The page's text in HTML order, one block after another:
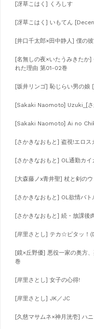
[冴草こはく] くろしす
[冴草こはく] いもてん
[井口千太郎×田中静人] 僕の
[名無しの夜×いたうみきたか
れた理由 第01-02巻
[坂井リンゴ] 恥じらい男の娘
[Sakaki Naomoto] Uzuki_[さ
[Sakaki Naomoto] Ai no
[さかきなおもと] 盗視!エロス
[さかきなおもと] OL通勤カイ
[大森藤ノx青井聖] 杖と剣の
[さかきなおもと] OL欲情バト
[さかきなおもと] 続・放課後
[岸里さとし] テカ☆ピタッ！
[鏡×丘野優] 悪役一家の奥方
巻
[岸里さとし] 女子の心得!
[岸里さとし] JK／JC
[久慈マサムネ×神月洸壱] ハ